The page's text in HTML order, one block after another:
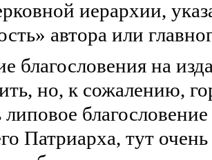
иерархии,
автора или
благословения на
но, к сожалению,
липовое
Патриарха, тут